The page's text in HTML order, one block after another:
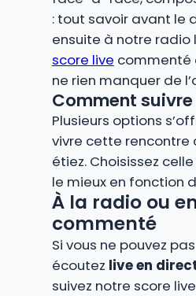
: tout savoir avant le
ensuite à notre
score live commenté
ne rien manquer de
Comment
Plusieurs options
vivre cette rencontre
étiez. Choisissez
le mieux en fonction
À la radio ou
commenté
Si vous ne pouvez
écoutez live en
suivez notre score